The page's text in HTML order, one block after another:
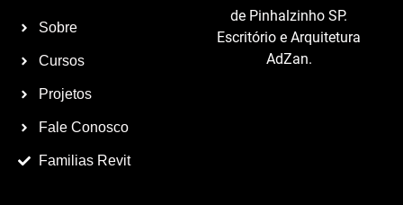
Sobre
Cursos
Projetos
Fale Conosco
Familias Revit
de Pinhalzinho SP.
Escritório e Arquitetura
AdZan.